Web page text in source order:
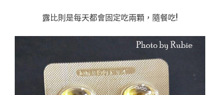
露比則是每天都會固定吃兩顆，隨餐吃!